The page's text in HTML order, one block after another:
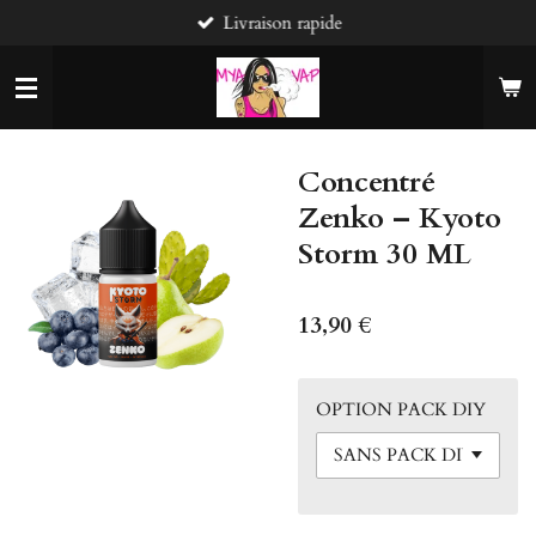
contenu
principal
Livraison rapide
Concentré
Zenko – Kyoto
Storm 30 ML
13,90 €
OPTION PACK DIY